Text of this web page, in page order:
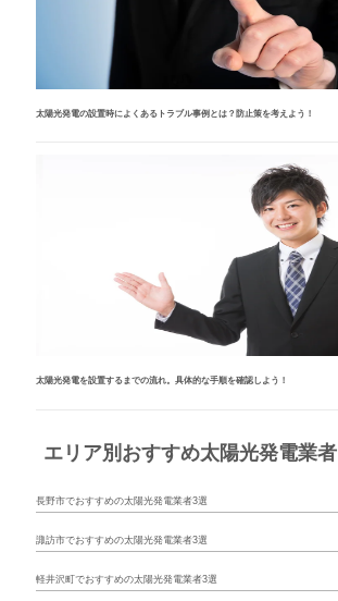
太陽光発電の設置時によくあるトラブル事例とは？防止策を考えよう！
太陽光発電を設置するまでの流れ。具体的な手順を確認しよう！
エリア別おすすめ太陽光発電業者
長野市でおすすめの太陽光発電業者3選
諏訪市でおすすめの太陽光発電業者3選
軽井沢町でおすすめの太陽光発電業者3選